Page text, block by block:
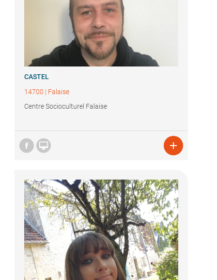
CASTEL
14700 | Falaise
Centre Socioculturel Falaise
 